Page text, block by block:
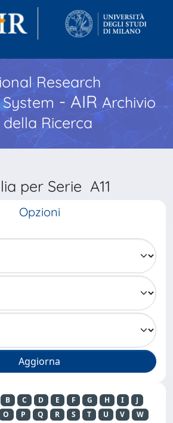
Research
- AIR Archivio
Ricerca
per Serie A11
Opzioni
B C D E F G H I
J
O P Q R S T U V
W